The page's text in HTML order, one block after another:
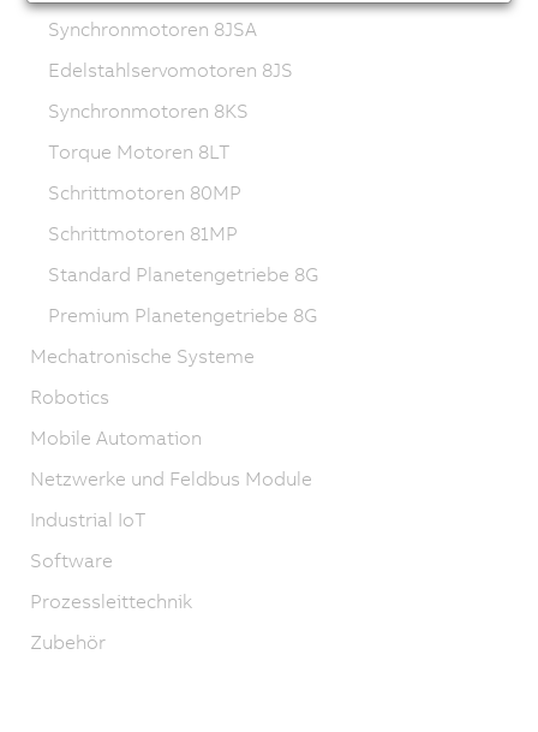
Synchronmotoren 8JSA
Edelstahlservomotoren 8JS
Synchronmotoren 8KS
Torque Motoren 8LT
Schrittmotoren 80MP
Schrittmotoren 81MP
Standard Planetengetriebe 8G
Premium Planetengetriebe 8G
Mechatronische Systeme
Robotics
Mobile Automation
Netzwerke und Feldbus Module
Industrial IoT
Software
Prozessleittechnik
Zubehör